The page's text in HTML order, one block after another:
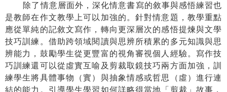
除了情意層面外，深化情意書寫的敘事與感悟練習也
是教師在作文教學上可以加強的。針對情意題，教學重點
應從單純的記敘文寫作，轉向更深層次的感悟提煉與文學
技巧訓練。借助跨領域閱讀與思辨所積累的多元知識與思
辨能力，鼓勵學生從更豐富的視角審視個人經驗。寫作技
巧訓練還可以從虛實互喻及剪裁取鏡技巧兩方面加強，訓
練學生將具體事物（實）與抽象情感或哲思（虛）進行連
結的能力。引導學生學習如何詳略得當地「剪裁」故事，